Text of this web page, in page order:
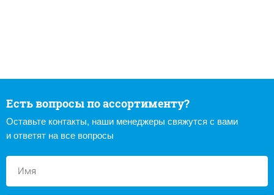
Есть вопросы по ассортименту?
Оставьте контакты, наши менеджеры свяжутся с вами
и ответят на все вопросы